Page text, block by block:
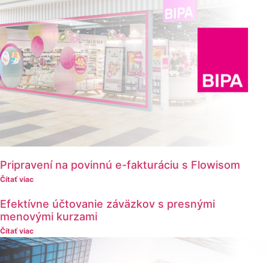
Pripravení na povinnú e-fakturáciu s Flowisom
Čítať viac
Efektívne účtovanie záväzkov s presnými
menovými kurzami
Čítať viac